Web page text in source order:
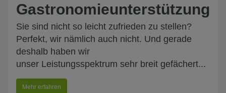
Gastronomieunterstützung
Sie sind nicht so leicht zufrieden zu stellen?
Perfekt, wir nämlich auch nicht. Und gerade
deshalb haben wir
unser Leistungsspektrum sehr breit gefächert...
Mehr erfahren